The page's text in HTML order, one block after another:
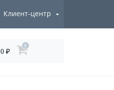
Клиент-центр
0 ₽
0